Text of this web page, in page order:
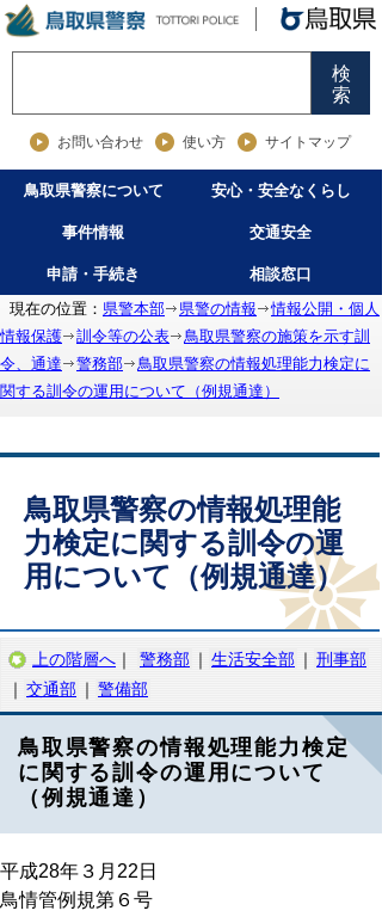
検
索
お問い合わせ 使い方 サイトマップ
鳥取県警察について 安心・安全なくらし
事件情報 交通安全
申請・手続き
相談窓口
現在の位置： 県警本部 県警の情報
情報公開・個人
情報保護
訓令等の公表
鳥取県警察の施策を示す訓
令、通達
警務部
鳥取県警察の情報処理能力検定に
関する訓令の運用について（例規通達）
鳥取県警察の情報処理能
力検定に関する訓令の運
用について（例規通達）
上の階層へ ｜ 警務部 ｜ 生活安全部 ｜ 刑事部
｜ 交通部 ｜ 警備部
鳥取県警察の情報処理能力検定
に関する訓令の運用について
（例規通達）
平成28年３月22日
鳥情管例規第６号